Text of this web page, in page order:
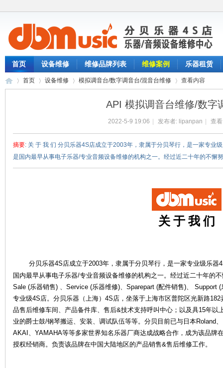
首页 设备维修 维修品牌列表 维修案例 乐器租赁
首页 设备维修 模拟调音台/数字调音台/混音台维修
›
查看内容
API 模拟调音台维修/数字
2022-5-9 19:06 发布者: lipanpan 查
摘要: 关 于 我 们 分贝乐器4S店成立于2003年，隶属于分贝琴行，是一家专业
是国内最早从事电子乐器/专业音频设备维修的机构之一。经过近二十年的不懈
关 于 我 们
分贝乐器4S店成立于2003年，隶属于分贝琴行，是一家专业级乐器
国内最早从事电子乐器/专业音频设备维修的机构之一。经过近二十年的
Sale (乐器销售) 、Service (乐器维修)、Sparepart (配件销售)、 Support
专业级4S店。分贝乐器（上海）4S店，坐落于上海市区普陀区光新路
品售后维修车间、产品备件库、售后&技术支持呼叫中心；以及具15年以
业的爵士鼓/钢琴搬运、安装、调试队伍等等。分贝目前已与日本Roland
AKAI、YAMAHA等等多家世界知名乐器厂商达成战略合作，成为该品牌
授权经销商。负责该品牌在中国大陆地区的产品销售&售后维修工作。